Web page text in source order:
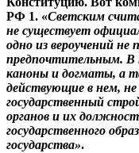
РФ 1. «Светским
не существует
одно из вероучений
предпочтительным. В
каноны и догматы, а
действующие в нем, не
государственный
органов и их
государственного
государства».